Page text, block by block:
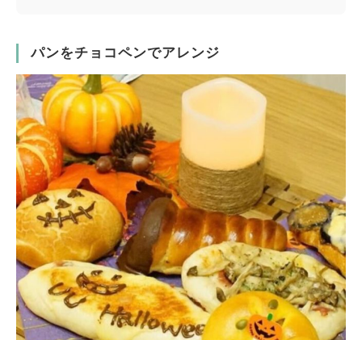
パンをチョコペンでアレンジ